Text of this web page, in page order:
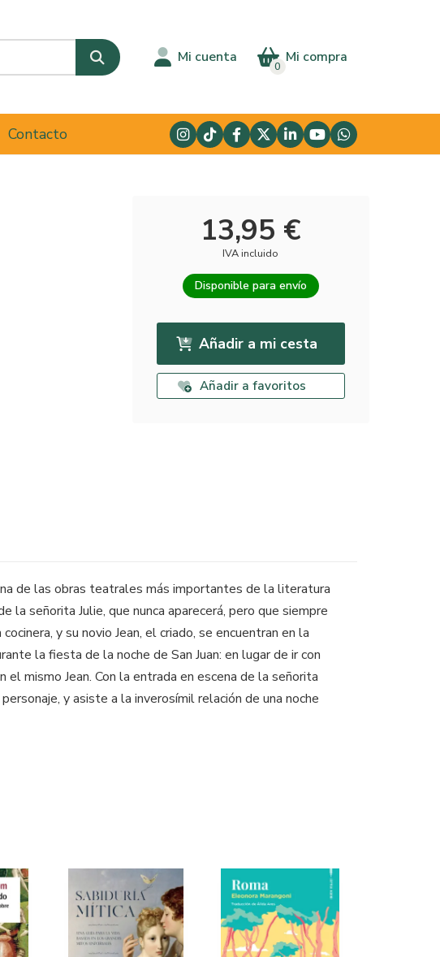
Mi cuenta Mi compra
0
Contacto
13,95 €
IVA incluido
Disponible para envío
Añadir a mi cesta
Añadir a favoritos
de las obras teatrales más importantes de la literatura
la señorita Julie, que nunca aparecerá, pero que siempre
y su novio Jean, el criado, se encuentran en la
la fiesta de la noche de San Juan: en lugar de ir con
mismo Jean. Con la entrada en escena de la señorita
y asiste a la inverosímil relación de una noche